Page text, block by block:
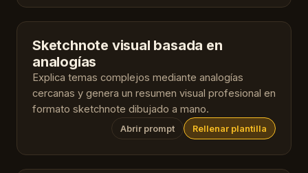
Sketchnote visual basada en
analogías
Explica temas complejos mediante analogías
cercanas y genera un resumen visual profesional en
formato sketchnote dibujado a mano.
Abrir prompt Rellenar plantilla